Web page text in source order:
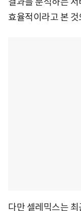
효율적이라고 본
다만 셀레믹스는